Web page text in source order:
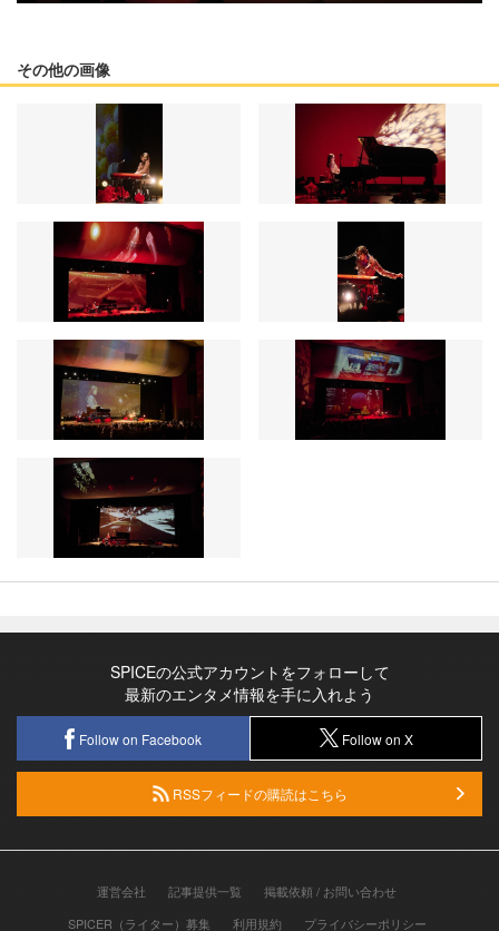
その他の画像
SPICEの公式アカウントをフォローして
最新のエンタメ情報を手に入れよう
Follow on Facebook Follow on X
RSSフィードの購読はこちら
運営会社 記事提供一覧
掲載依頼 / お問い合わせ
SPICER（ライター）募集
利用規約 プライバシーポリシー